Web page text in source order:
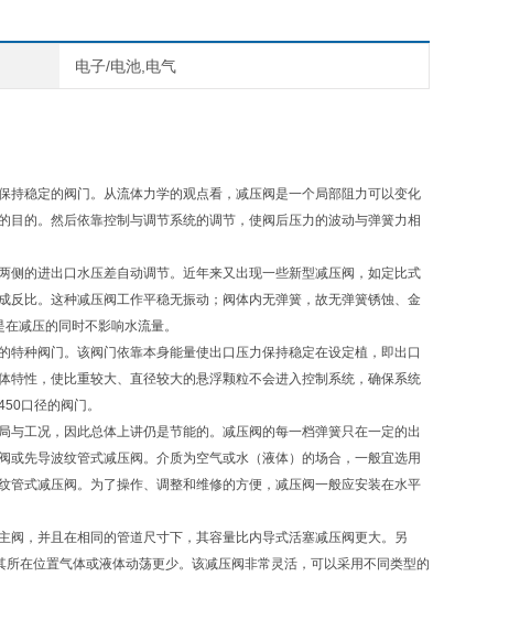
电子/电池,电气
稳定的阀门。从流体力学的观点看，减压阀是一个局部阻力可以变化
的。然后依靠控制与调节系统的调节，使阀后压力的波动与弹簧力相
的进出口水压差自动调节。近年来又出现一些新型减压阀，如定比式
比。这种减压阀工作平稳无振动；阀体内无弹簧，故无弹簧锈蚀、金
减压的同时不影响水流量。
种阀门。该阀门依靠本身能量使出口压力保持稳定在设定植，即出口
性，使比重较大、直径较大的悬浮颗粒不会进入控制系统，确保系统
口径的阀门。
工况，因此总体上讲仍是节能的。减压阀的每一档弹簧只在一定的出
先导波纹管式减压阀。介质为空气或水（液体）的场合，一般宜选用
式减压阀。为了操作、调整和维修的方便，减压阀一般应安装在水平
，并且在相同的管道尺寸下，其容量比内导式活塞减压阀更大。另
在位置气体或液体动荡更少。该减压阀非常灵活，可以采用不同类型的